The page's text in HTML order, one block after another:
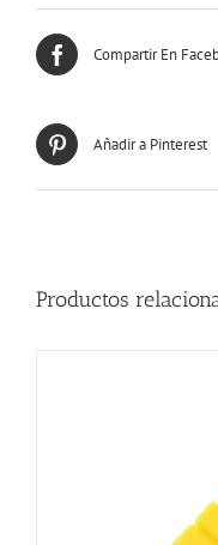
Compartir En
Añadir a Pinterest
Productos